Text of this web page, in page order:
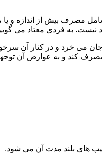
مصرف بیش از اندازه و
به فردی معتاد می
می خرد و در کنار آن
کند و به عوارض آن توجهی
های بلند مدت آن می شود.